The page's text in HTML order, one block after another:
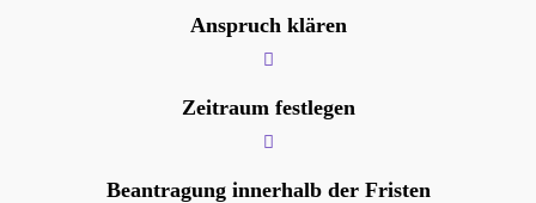
Anspruch klären
Zeitraum festlegen
Beantragung innerhalb der Fristen